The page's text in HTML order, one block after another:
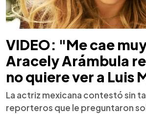
VIDEO: "Me cae
Aracely Arámbula
no quiere ver a Luis
La actriz mexicana contestó sin
reporteros que le preguntaron